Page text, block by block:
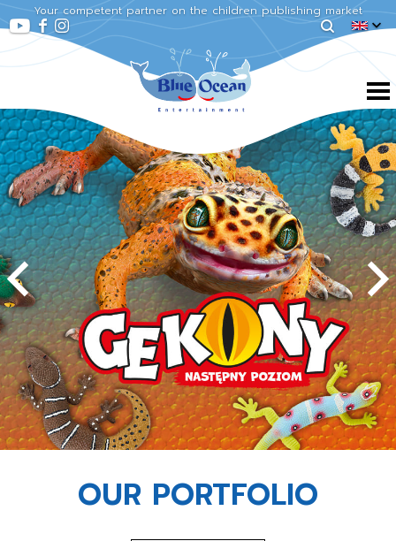
Your competent partner on the children publishing market
OUR PORTFOLIO